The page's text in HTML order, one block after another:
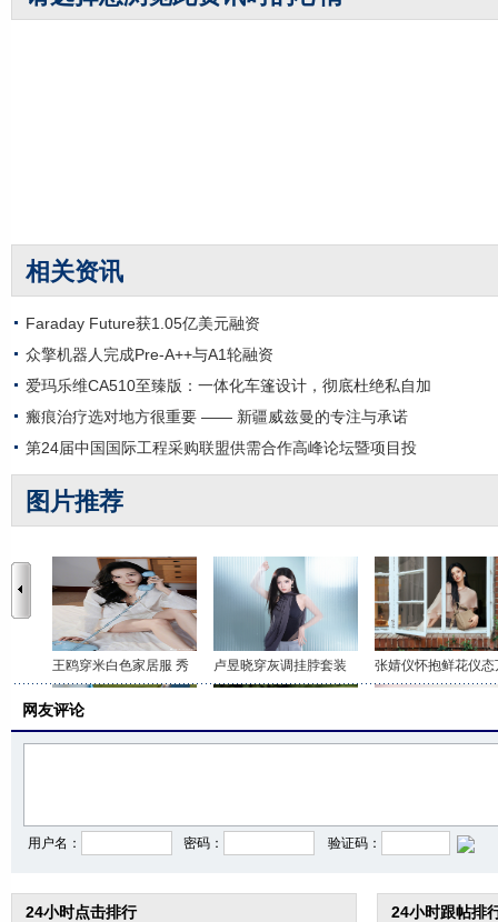
相关资讯
Faraday Future获1.05亿美元融资
众擎机器人完成Pre-A++与A1轮融资
爱玛乐维CA510至臻版：一体化车篷设计，彻底杜绝私自加
瘢痕治疗选对地方很重要 —— 新疆威兹曼的专注与承诺
第24届中国国际工程采购联盟供需合作高峰论坛暨项目投
图片推荐
王鸥穿米白色家居服 秀 卢昱晓穿灰调挂脖套装 张婧仪怀抱鲜花仪态
网友评论
用户名： 密码： 验证码：
24小时点击排行 24小时跟帖排